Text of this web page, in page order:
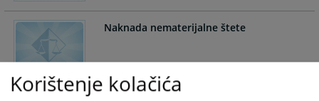
Naknada nematerijalne štete
Korištenje kolačića